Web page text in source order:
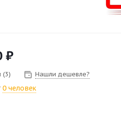
₽
(3) Нашли дешевле?
0 человек